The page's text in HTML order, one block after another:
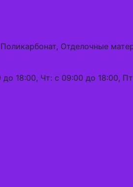
Отделочные
18:00, Чт: с 09:00 до 18:00,